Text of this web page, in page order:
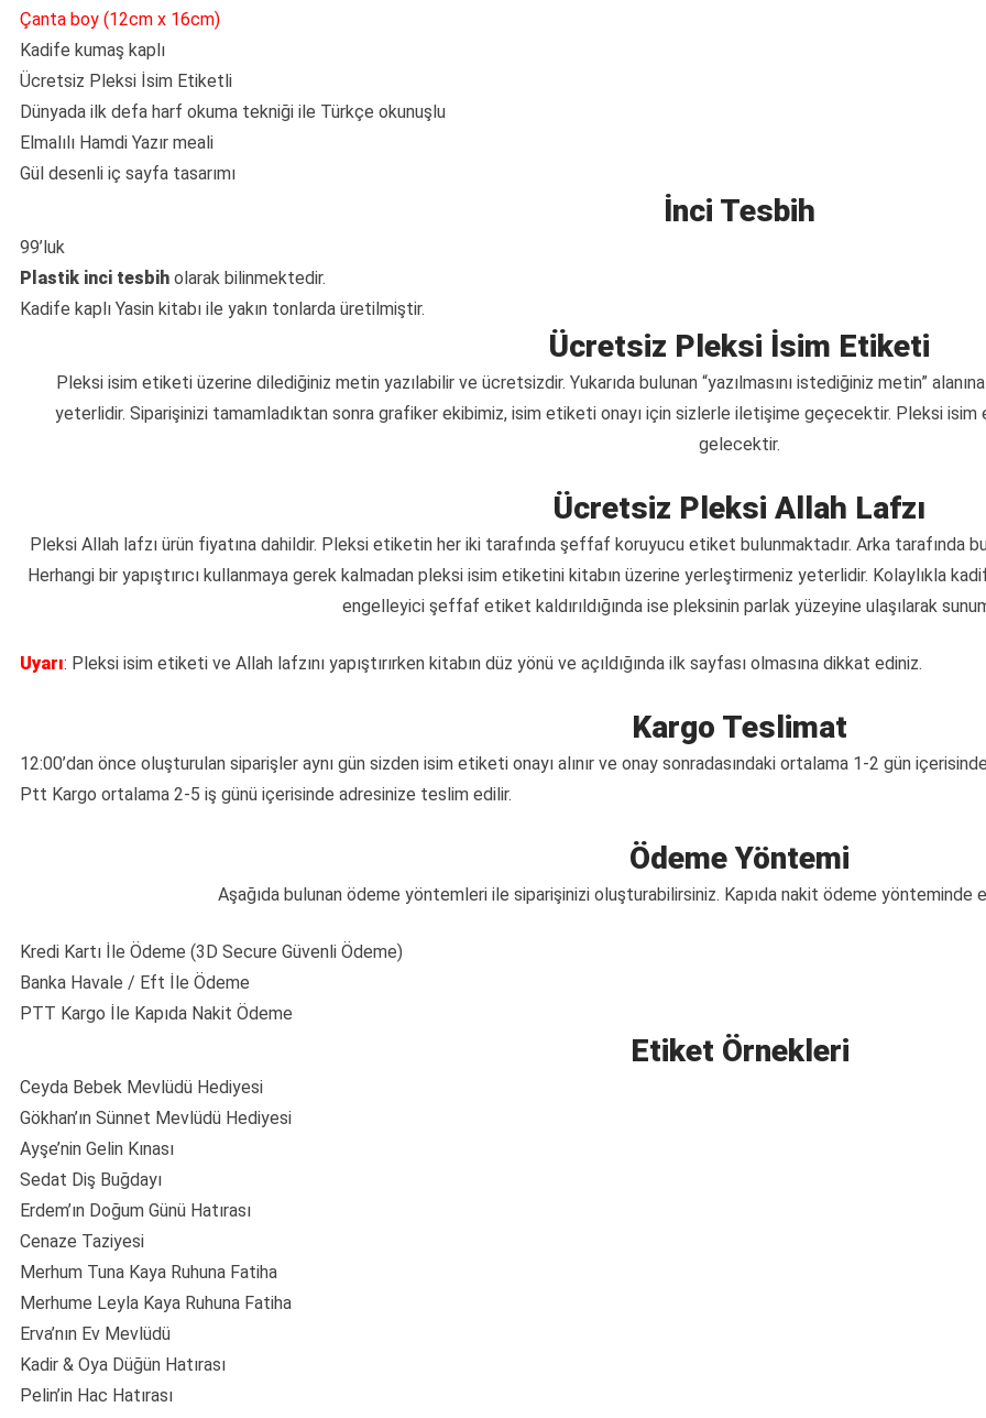
Çanta boy (12cm x 16cm)
Kadife kumaş kaplı
Ücretsiz Pleksi İsim Etiketli
Dünyada ilk defa harf okuma tekniği ile Türkçe okunuşlu
Elmalılı Hamdi Yazır meali
Gül desenli iç sayfa tasarımı
İnci Tesbih
99’luk
Plastik inci tesbih olarak bilinmektedir.
Kadife kaplı Yasin kitabı ile yakın tonlarda üretilmiştir.
Ücretsiz Pleksi İsim Etiketi
Pleksi isim etiketi üzerine dilediğiniz metin yazılabilir ve ücretsizdir. Yukarıda bulunan “yazılmasını istediğiniz metin”
yeterlidir. Siparişinizi tamamladıktan sonra grafiker ekibimiz, isim etiketi onayı için sizlerle iletişime geçecektir. Pleksi
gelecektir.
Ücretsiz Pleksi Allah Lafzı
Pleksi Allah lafzı ürün fiyatına dahildir. Pleksi etiketin her iki tarafında şeffaf koruyucu etiket bulunmaktadır. Arka tarafında
Herhangi bir yapıştırıcı kullanmaya gerek kalmadan pleksi isim etiketini kitabın üzerine yerleştirmeniz yeterlidir. Kolaylıkla
engelleyici şeffaf etiket kaldırıldığında ise pleksinin parlak yüzeyine ulaşılarak
Uyarı: Pleksi isim etiketi ve Allah lafzını yapıştırırken kitabın düz yönü ve açıldığında ilk sayfası olmasına dikkat ediniz.
Kargo Teslimat
12:00’dan önce oluşturulan siparişler aynı gün sizden isim etiketi onayı alınır ve onay sonradasındaki ortalama 1-2 gün
Ptt Kargo ortalama 2-5 iş günü içerisinde adresinize teslim edilir.
Ödeme Yöntemi
Aşağıda bulunan ödeme yöntemleri ile siparişinizi oluşturabilirsiniz. Kapıda nakit ödeme yönteminde
Kredi Kartı İle Ödeme (3D Secure Güvenli Ödeme)
Banka Havale / Eft İle Ödeme
PTT Kargo İle Kapıda Nakit Ödeme
Etiket Örnekleri
Ceyda Bebek Mevlüdü Hediyesi
Gökhan’ın Sünnet Mevlüdü Hediyesi
Ayşe’nin Gelin Kınası
Sedat Diş Buğdayı
Erdem’ın Doğum Günü Hatırası
Cenaze Taziyesi
Merhum Tuna Kaya Ruhuna Fatiha
Merhume Leyla Kaya Ruhuna Fatiha
Erva’nın Ev Mevlüdü
Kadir & Oya Düğün Hatırası
Pelin’in Hac Hatırası